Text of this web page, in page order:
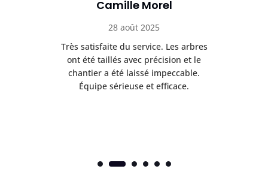
Camille Morel
28 août 2025
Très satisfaite du service. Les arbres
ont été taillés avec précision et le
chantier a été laissé impeccable.
Équipe sérieuse et efficace.